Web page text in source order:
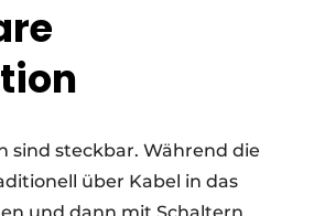
sind steckbar. Während die
über Kabel in das